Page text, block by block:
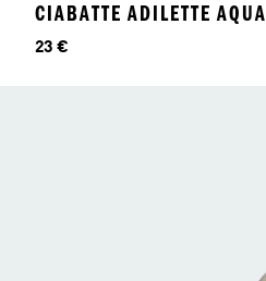
CIABATTE ADILETTE AQUA
Prezzo
23 €